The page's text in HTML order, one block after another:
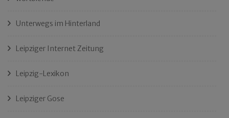
Unterwegs im Hinterland
Leipziger Internet Zeitung
Leipzig-Lexikon
Leipziger Gose